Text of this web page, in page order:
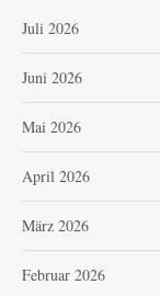
Juli 2026
Juni 2026
Mai 2026
April 2026
März 2026
Februar 2026